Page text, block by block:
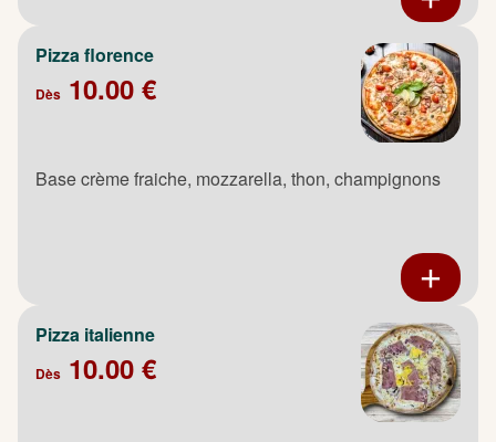
Pizza florence
Dès 10.00 €
Base crème fraiche, mozzarella, thon, champignons
Pizza italienne
Dès 10.00 €